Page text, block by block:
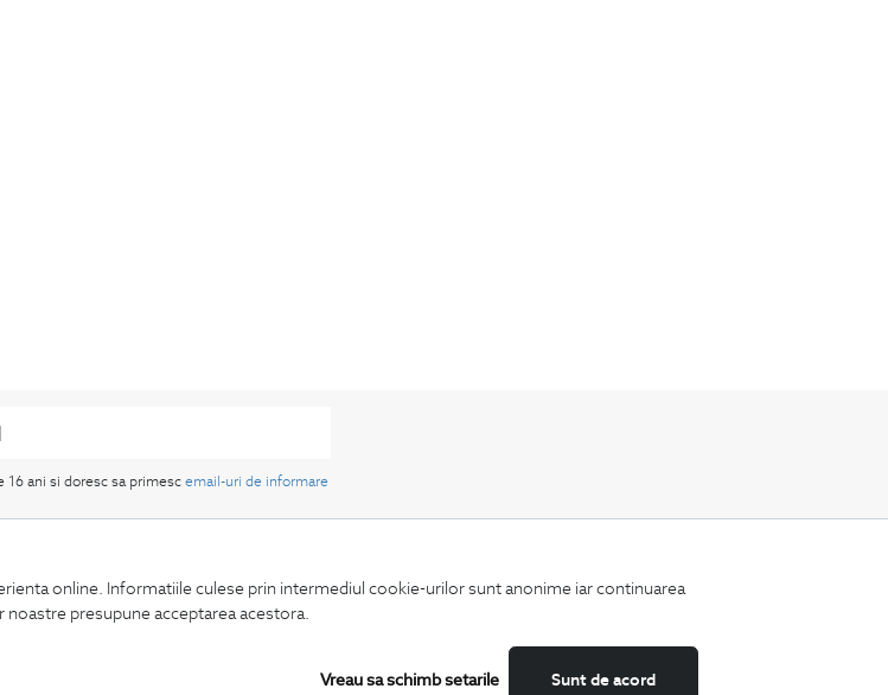
online. Informatiile culese prin intermediul cookie-urilor sunt anonime iar continuarea
noastre presupune acceptarea acestora.
Sunt de acord
Vreau sa schimb setarile
16 ani si doresc sa primescemail-uri de informare